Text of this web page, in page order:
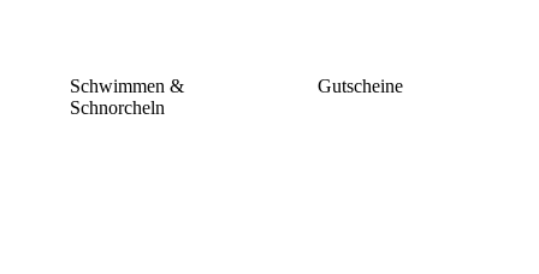
Schwimmen &
Schnorcheln
Gutscheine